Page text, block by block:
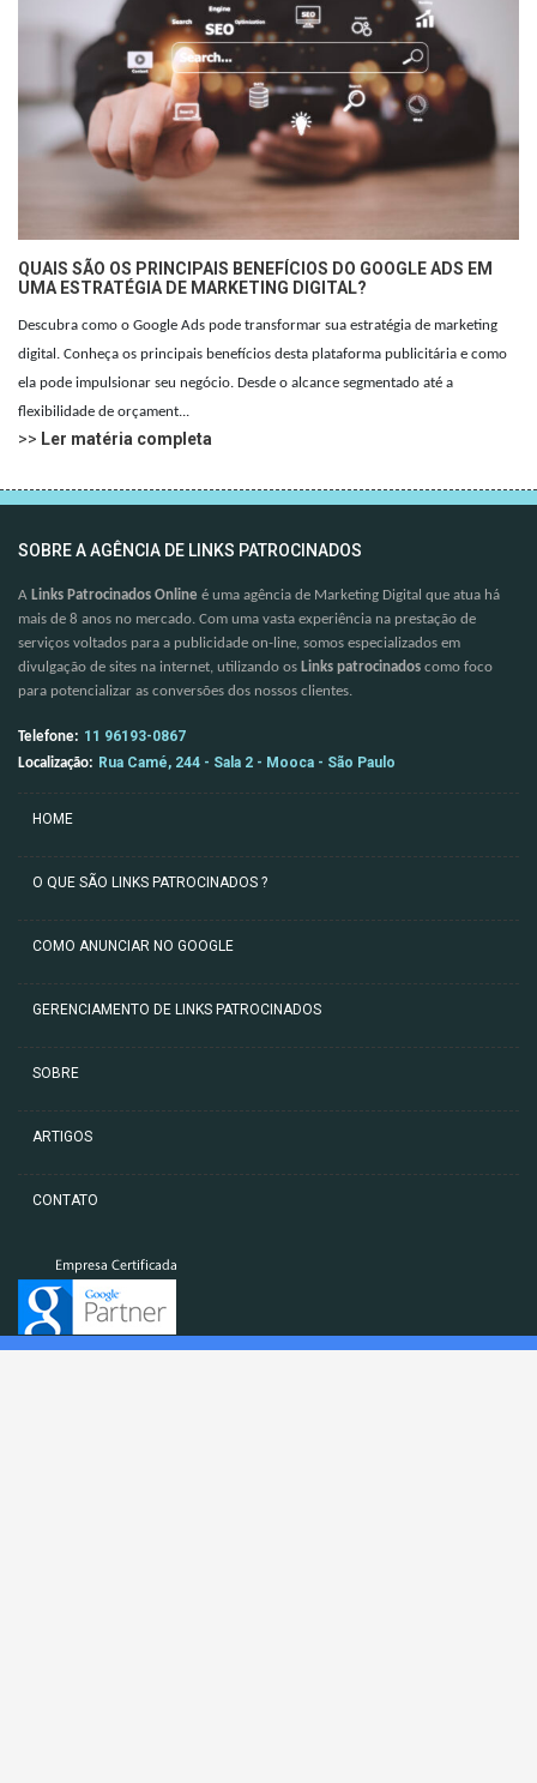
QUAIS SÃO OS PRINCIPAIS BENEFÍCIOS DO GOOGLE ADS EM
UMA ESTRATÉGIA DE MARKETING DIGITAL?
Descubra como o Google Ads pode transformar sua estratégia de marketing
digital. Conheça os principais benefícios desta plataforma publicitária e como
ela pode impulsionar seu negócio. Desde o alcance segmentado até a
flexibilidade de orçament...
>> Ler matéria completa
SOBRE A AGÊNCIA DE LINKS PATROCINADOS
A Links Patrocinados Online é uma agência de Marketing Digital que atua há
mais de 8 anos no mercado. Com uma vasta experiência na prestação de
serviços voltados para a publicidade on-line, somos especializados em
divulgação de sites na internet, utilizando os Links patrocinados como foco
para potencializar as conversões dos nossos clientes.
Telefone: 11 96193-0867
Localização: Rua Camé, 244 - Sala 2 - Mooca - São Paulo
HOME
O QUE SÃO LINKS PATROCINADOS ?
COMO ANUNCIAR NO GOOGLE
GERENCIAMENTO DE LINKS PATROCINADOS
SOBRE
ARTIGOS
CONTATO